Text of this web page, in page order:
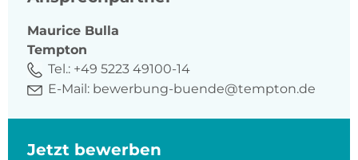
Maurice Bulla
Tempton
Tel.: +49 5223 49100-14
E-Mail: bewerbung-buende@tempton.de
Jetzt bewerben